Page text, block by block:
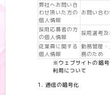
弊社へお問い合
わせ頂いた方の
個人情報
お問い合
採用応募者の方
の個人情報
採用選考
従業員に関する
個人情報
勤務管理
務のため
※ウェブサイトの暗号
利用について
通信の暗号化